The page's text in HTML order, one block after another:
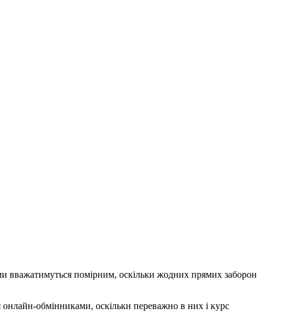
вважатимуться помірним, оскільки жодних прямих заборон
обмінниками, оскільки переважно в них і курс